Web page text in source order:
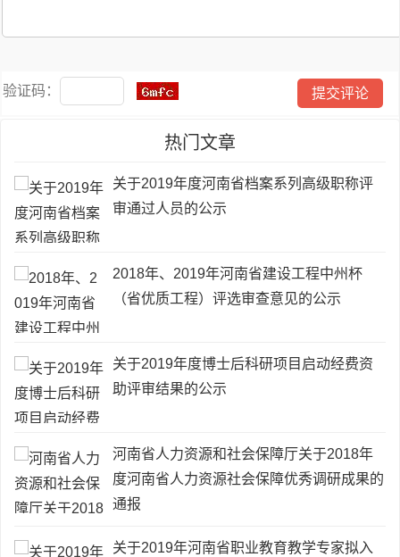
验证码：
热门文章
关于2019年度河南省档案系列高级职称评
审通过人员的公示
2018年、2019年河南省建设工程中州杯
（省优质工程）评选审查意见的公示
关于2019年度博士后科研项目启动经费资
助评审结果的公示
河南省人力资源和社会保障厅关于2018年
度河南省人力资源社会保障优秀调研成果的
通报
关于2019年河南省职业教育教学专家拟入